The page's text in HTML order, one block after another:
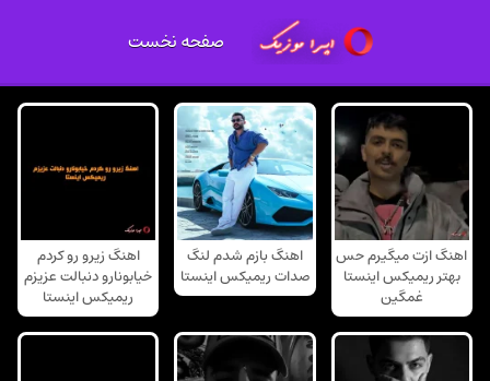
صفحه نخست
اهنگ ازت میگیرم حس
بهتر ریمیکس اینستا
غمگین
اهنگ بازم شدم لنگ
صدات ریمیکس اینستا
اهنگ زیرو رو کردم
خیابونارو دنبالت عزیزم
ریمیکس اینستا